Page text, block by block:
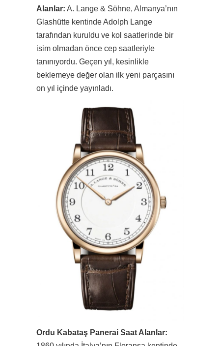
Alanlar: A. Lange & Söhne, Almanya’nın
Glashütte kentinde Adolph Lange
tarafından kuruldu ve kol saatlerinde bir
isim olmadan önce cep saatleriyle
tanınıyordu. Geçen yıl, kesinlikle
beklemeye değer olan ilk yeni parçasını
on yıl içinde yayınladı.
Ordu Kabataş Panerai Saat Alanlar: